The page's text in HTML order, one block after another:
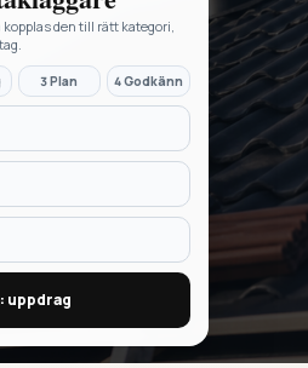
den till rätt kategori,
3 Plan 4 Godkänn
uppdrag